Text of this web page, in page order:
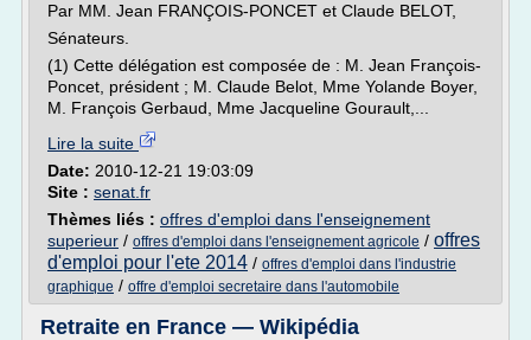
Par MM. Jean FRANÇOIS-PONCET et Claude BELOT,
Sénateurs.
(1) Cette délégation est composée de : M. Jean François-
Poncet, président ; M. Claude Belot, Mme Yolande Boyer,
M. François Gerbaud, Mme Jacqueline Gourault,...
Lire la suite
Date: 2010-12-21 19:03:09
Site : senat.fr
Thèmes liés : offres d'emploi dans l'enseignement
superieur / offres d'emploi dans l'enseignement agricole / offres
d'emploi pour l'ete 2014 / offres d'emploi dans l'industrie
graphique / offre d'emploi secretaire dans l'automobile
Retraite en France — Wikipédia